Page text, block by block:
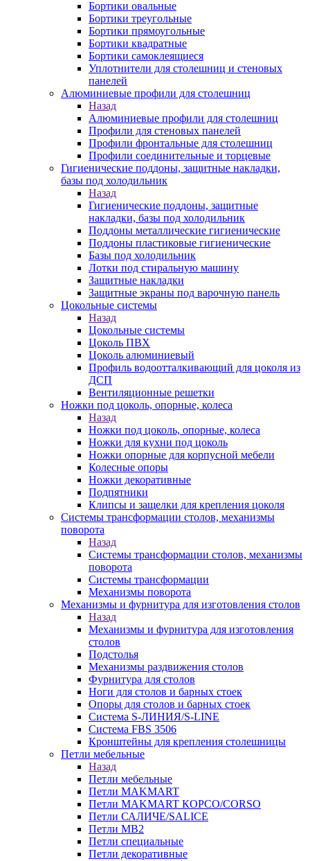
Бортики овальные
Бортики треугольные
Бортики прямоугольные
Бортики квадратные
Бортики самоклеящиеся
Уплотнители для столешниц и стеновых
панелей
Алюминиевые профили для столешниц
Назад
Алюминиевые профили для столешниц
Профили для стеновых панелей
Профили фронтальные для столешниц
Профили соединительные и торцевые
Гигиенические поддоны, защитные накладки,
базы под холодильник
Назад
Гигиенические поддоны, защитные
накладки, базы под холодильник
Поддоны металлические гигиенические
Поддоны пластиковые гигиенические
Базы под холодильник
Лотки под стиральную машину
Защитные накладки
Защитные экраны под варочную панель
Цокольные системы
Назад
Цокольные системы
Цоколь ПВХ
Цоколь алюминиевый
Профиль водоотталкивающий для цоколя из
ДСП
Вентиляционные решетки
Ножки под цоколь, опорные, колеса
Назад
Ножки под цоколь, опорные, колеса
Ножки для кухни под цоколь
Ножки опорные для корпусной мебели
Колесные опоры
Ножки декоративные
Подпятники
Клипсы и защелки для крепления цоколя
Системы трансформации столов, механизмы
поворота
Назад
Системы трансформации столов, механизмы
поворота
Системы трансформации
Механизмы поворота
Механизмы и фурнитура для изготовления столов
Назад
Механизмы и фурнитура для изготовления
столов
Подстолья
Механизмы раздвижения столов
Фурнитура для столов
Ноги для столов и барных стоек
Опоры для столов и барных стоек
Система S-ЛИНИЯ/S-LINE
Система FBS 3506
Кронштейны для крепления столешницы
Петли мебельные
Назад
Петли мебельные
Петли MAKMART
Петли MAKMART КОРСО/CORSO
Петли САЛИЧЕ/SALICE
Петли MB2
Петли специальные
Петли декоративные